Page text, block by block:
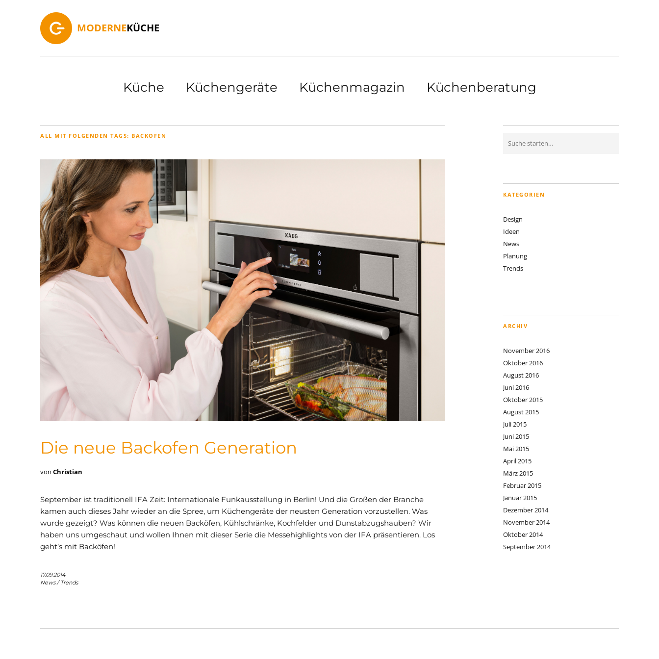
MODERNEKÜCHE
Küche Küchengeräte Küchenmagazin Küchenberatung
ALL MIT FOLGENDEN TAGS: BACKOFEN
Die neue Backofen Generation
von Christian
September ist traditionell IFA Zeit: Internationale Funkausstellung in Berlin! Und die Großen der Branche
kamen auch dieses Jahr wieder an die Spree, um Küchengeräte der neusten Generation vorzustellen. Was
wurde gezeigt? Was können die neuen Backöfen, Kühlschränke, Kochfelder und Dunstabzugshauben? Wir
haben uns umgeschaut und wollen Ihnen mit dieser Serie die Messehighlights von der IFA präsentieren. Los
geht’s mit Backöfen!
17.09.2014
News/ Trends
KATEGORIEN
Design
Ideen
News
Planung
Trends
ARCHIV
November 2016
Oktober 2016
August 2016
Juni 2016
Oktober 2015
August 2015
Juli 2015
Juni 2015
Mai 2015
April 2015
März 2015
Februar 2015
Januar 2015
Dezember 2014
November 2014
Oktober 2014
September 2014